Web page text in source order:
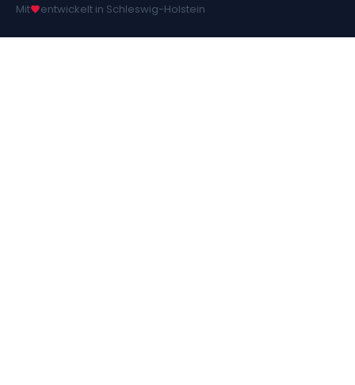
Mit
entwickelt in Schleswig-Holstein